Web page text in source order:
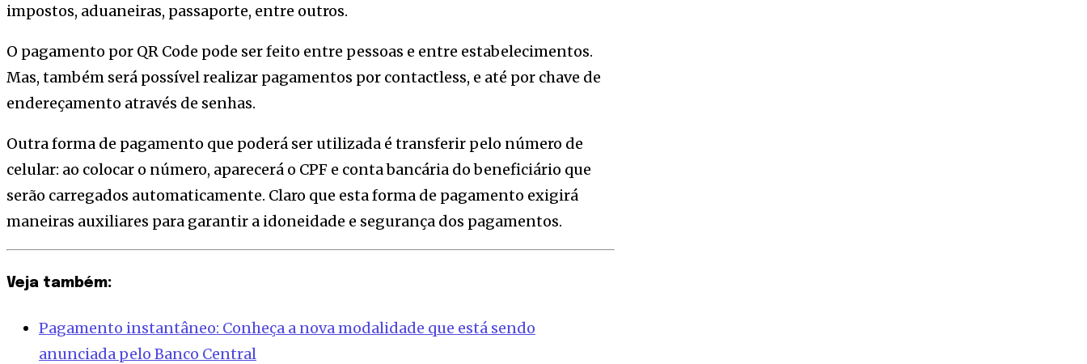
impostos, aduaneiras, passaporte, entre outros.
O pagamento por QR Code pode ser feito entre pessoas e entre estabelecimentos.
Mas, também será possível realizar pagamentos por contactless, e até por chave de
endereçamento através de senhas.
Outra forma de pagamento que poderá ser utilizada é transferir pelo número de
celular: ao colocar o número, aparecerá o CPF e conta bancária do beneficiário que
serão carregados automaticamente. Claro que esta forma de pagamento exigirá
maneiras auxiliares para garantir a idoneidade e segurança dos pagamentos.
Veja também:
Pagamento instantâneo: Conheça a nova modalidade que está sendo
anunciada pelo Banco Central